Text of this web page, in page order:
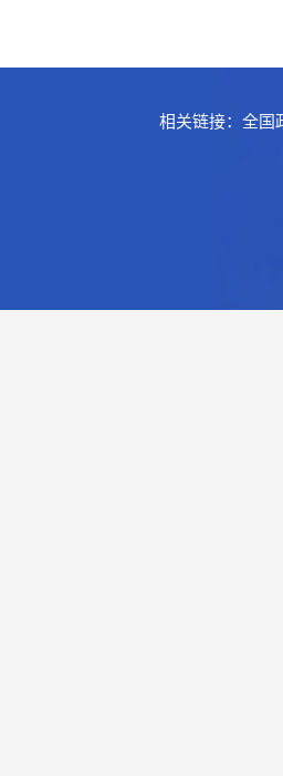
相关链接： 全国